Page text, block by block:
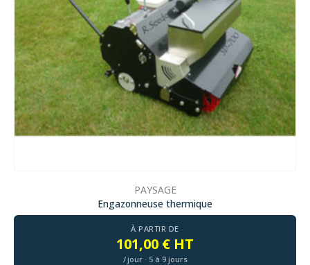
PAYSAGE
Engazonneuse thermique
À PARTIR DE
101,00 € HT
/ jour · 5 à 9 jours